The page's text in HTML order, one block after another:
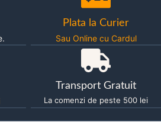
Plata la Curier
Sau Online cu Cardul
Transport Gratuit
La comenzi de peste 500 lei